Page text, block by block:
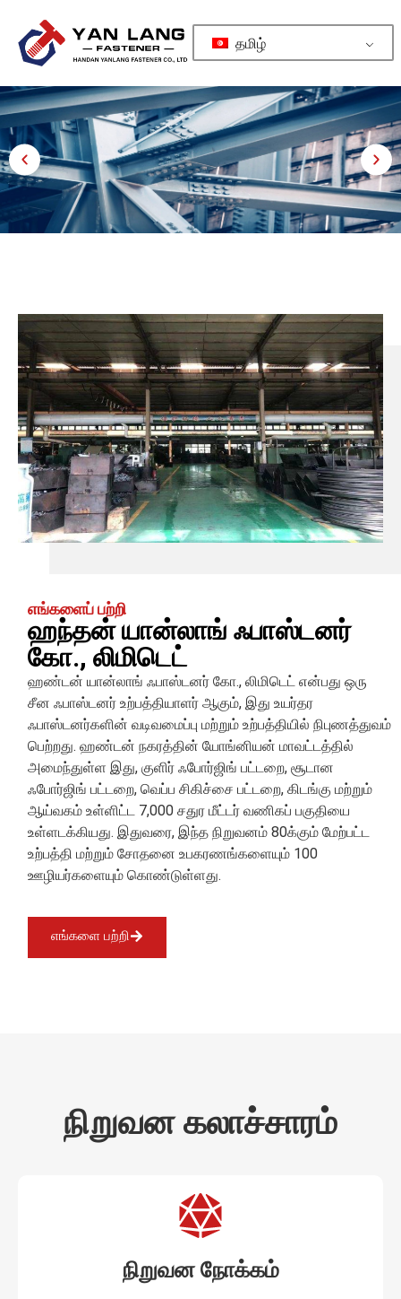
தமிழ்
எங்களைப் பற்றி
ஹந்தன் யான்லாங் ஃபாஸ்டனர்
கோ., லிமிடெட்
ஹண்டன் யான்லாங் ஃபாஸ்டனர் கோ., லிமிடெட் என்பது ஒரு
சீன ஃபாஸ்டனர் உற்பத்தியாளர் ஆகும், இது உயர்தர
ஃபாஸ்டனர்களின் வடிவமைப்பு மற்றும் உற்பத்தியில் நிபுணத்துவம்
பெற்றது. ஹண்டன் நகரத்தின் யோங்னியன் மாவட்டத்தில்
அமைந்துள்ள இது, குளிர் ஃபோர்ஜிங் பட்டறை, சூடான
ஃபோர்ஜிங் பட்டறை, வெப்ப சிகிச்சை பட்டறை, கிடங்கு மற்றும்
ஆய்வகம் உள்ளிட்ட 7,000 சதுர மீட்டர் வணிகப் பகுதியை
உள்ளடக்கியது. இதுவரை, இந்த நிறுவனம் 80க்கும் மேற்பட்ட
உற்பத்தி மற்றும் சோதனை உபகரணங்களையும் 100
ஊழியர்களையும் கொண்டுள்ளது.
எங்களை பற்றி
நிறுவன கலாச்சாரம்
நிறுவன நோக்கம்